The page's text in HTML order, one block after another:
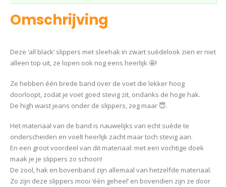
Omschrijving
Deze ‘all black’ slippers met sleehak in zwart suèdelook zien er niet
alleen top uit, ze lopen ook nog eens heerlijk 🤩!
Ze hebben één brede band over de voet die lekker hoog
doorloopt, zodat je voet goed stevig zit, ondanks de hoge hak.
De high waist jeans onder de slippers, zeg maar 😇.
Het materiaal van de band is nauwelijks van echt suède te
onderscheiden en voelt heerlijk zacht maar toch stevig aan.
En een groot voordeel van dit materiaal: met een vochtige doek
maak je je slippers zo schoon!
De zool, hak en bovenband zijn allemaal van hetzelfde materiaal.
Zo zijn deze slippers mooi ‘één geheel’ en bovendien zijn ze door